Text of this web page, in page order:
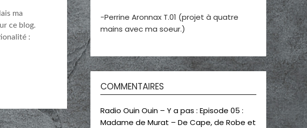
ma
ce blog.
:
-Perrine Aronnax T.01 (projet à quatre
mains avec ma soeur.)
COMMENTAIRES
Radio Ouin Ouin – Y a pas : Episode 05 :
Madame de Murat – De Cape, de Robe et